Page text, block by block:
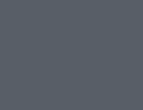
Incendi